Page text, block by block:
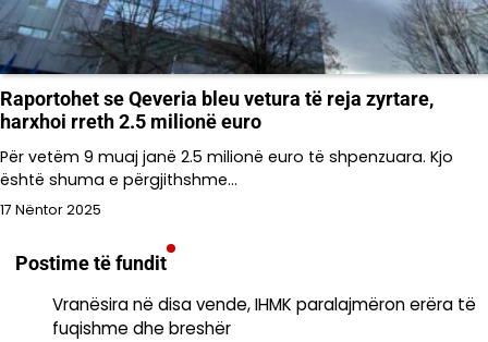
Raportohet se Qeveria bleu vetura të reja zyrtare,
harxhoi rreth 2.5 milionë euro
Për vetëm 9 muaj janë 2.5 milionë euro të shpenzuara. Kjo
është shuma e përgjithshme…
17 Nëntor 2025
Postime të fundit
Vranësira në disa vende, IHMK paralajmëron erëra të
fuqishme dhe breshër